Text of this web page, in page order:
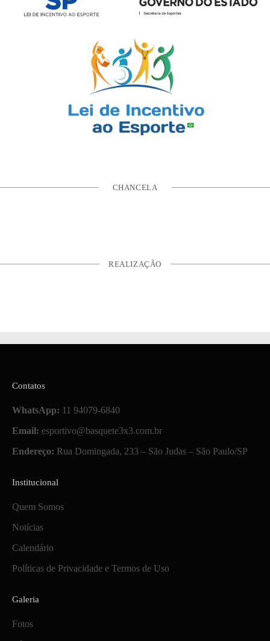
CHANCELA
REALIZAÇÃO
Contatos
WhatsApp: 11 94079-6840
Email: esportivo@basquete3x3.com.br
Endereço: Rua Domingada, 233 – São Judas – São Paulo/SP
Institucional
Quem Somos
Notícias
Calendário
Políticas de Privacidade e Termos de Uso
Galeria
Fotos